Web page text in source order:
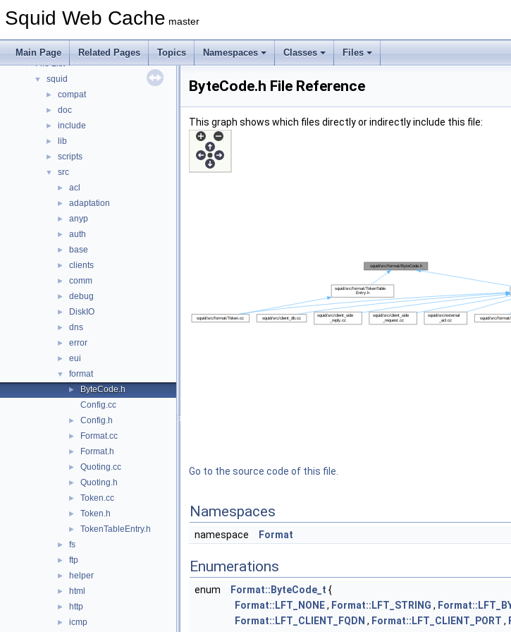
Squid Web Cache master
Main Page Related Pages Topics Namespaces Classes Files
► Namespaces
▼ Files
▼ File List
▼ squid
► compat
► doc
► include
► lib
► scripts
▼ src
► acl
► adaptation
► anyp
► auth
► base
► clients
► comm
► debug
► DiskIO
► dns
► error
► eui
▼ format
►
ByteCode.h
Config.cc
► Config.h
► Format.cc
► Format.h
► Quoting.cc
► Quoting.h
► Token.cc
► Token.h
► TokenTableEntry.h
► fs
► ftp
► helper
► html
► http
► icmp
ByteCode.h File Reference
This graph shows which files directly or indirectly include this file:
Go to the source code of this file.
Namespaces
namespace Format
Enumerations
enum Format::ByteCode_t {
Format::LFT_NONE, Format::LFT_STRING ,
Format::LFT_CLIENT_FQDN , Format::LFT_CLIENT_PORT ,